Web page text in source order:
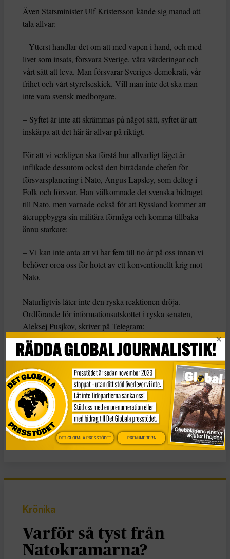
Även Statsminister Ulf Kristersson kände sig manad att
tala allvar:
– Ytterst handlar det om att med vapen i hand, och med
livet som insats, försvara Sverige, våra värderingar och
vårt sätt att leva. Man försvarar Sveriges demokrati, vår
frihet och vårt styrelseskick. Vill man inte det ska man
inte vara svensk medborgare.
– Syftet är inte att skrämmas på något sätt, syftet är att
inskärpa att det här är allvar på riktigt.
För att vi verkligen ska förstå hur allvarligt läget är
inflikade dessutom också den biträdande chefen för
försvarsplanering i Nato, Angus Lapsley, som deltog i
Folk och försvar. Han välkomnade det svenska bidraget
till Nato, men varnade också för att Ryssland kommer att
återuppbygga sin militära förmåga och komma tillbaka
ännu starkare:
– Vi kan inte anta att vi har fem till tio år på oss innan vi
behöver oroa oss för hotet av ett konventionellt krig mot
Nato.
Naturligtvis låter inte den ryska reaktionen dröja.
Ordförande för informationsutskottet i ryska senaten,
Aleksej Pusjkov, skriver på Telegram:
– De försöker ge Sverige en geopolitisk vikt som landet
inte har. Ibland verkar det som att vissa svenska militärer
och journalister nästan drömmer om krig.
KATEGORI
Citatet
TAGGAR
Aleksej Pusjkov Nato
Ryssland
Krönika
Varför så tyst från
Natokramarna?
DET GLOBALA PRESSTÖDET PRENUMERERA